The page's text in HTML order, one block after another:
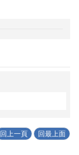
回上一頁 回最上面